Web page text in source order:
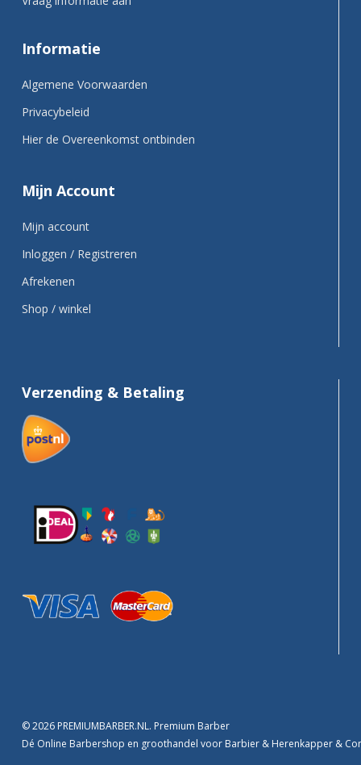
Informatie
Algemene Voorwaarden
Privacybeleid
Hier de Overeenkomst ontbinden
Mijn Account
Mijn account
Inloggen / Registreren
Afrekenen
Shop / winkel
Verzending & Betaling
© 2026 PREMIUMBARBER.NL. Premium Barber
Dé Online Barbershop en groothandel voor Barbier & Herenkapper &